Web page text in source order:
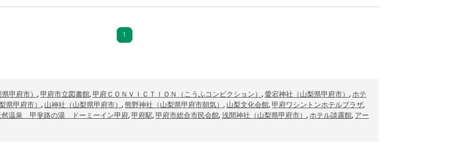
1
甲府市） , 甲府市立図書館, 甲府ＣＯＮＶＩＣＴＩＯＮ（こうふコンビクション） , 愛宕神社（山梨県甲府市） , ホテ
県甲府市） , 山神社（山梨県甲府市） , 熊野神社（山梨県甲府市朝気） , 山梨文化会館, 甲府ワシントンホテルプラザ,
然温泉 甲斐路の湯 ドーミーイン甲府, 甲府駅, 甲府市総合市民会館, 浅間神社（山梨県甲府市） , ホテル談露館, アー